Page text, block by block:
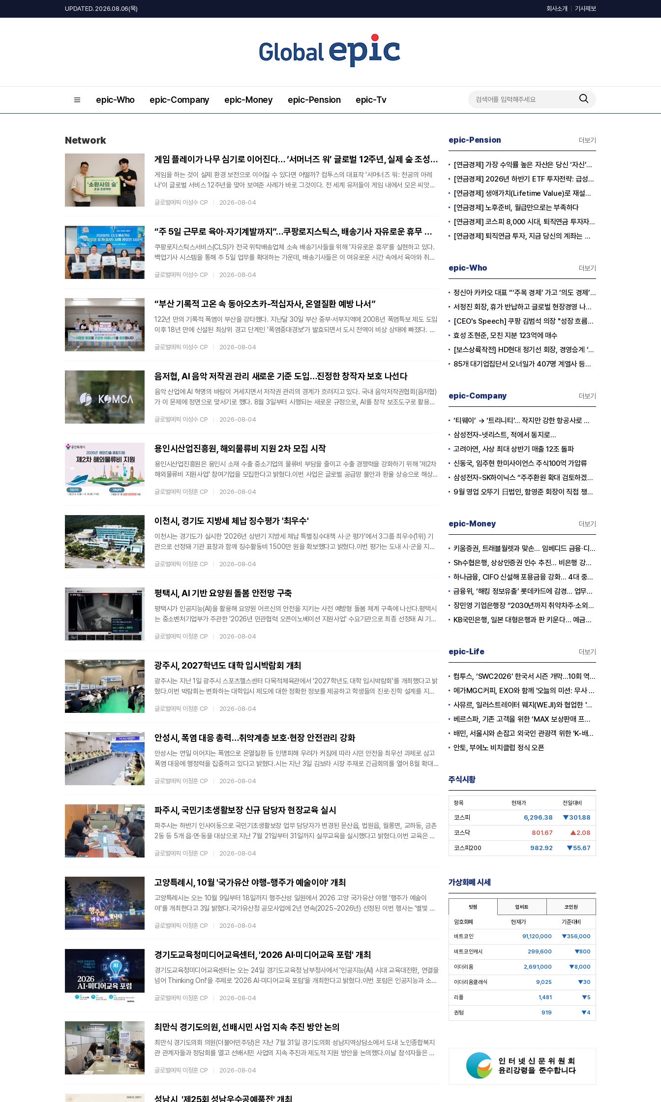
UPDATED. 2026.08.06(목) 회사소개 기사제보
epic-Who epic-Company epic-Money epic-Pension epic-Tv
Network
게임 플레이가 나무 심기로 이어진다… ‘서머너즈 워’ 글로벌 12주년, 실제 숲 조성 성공
게임을 하는 것이 실제 환경 보전으로 이어질 수 있다면 어떨까? 컴투스의 대표작 '서머너즈 워: 천공의 아레
나'이 글로벌 서비스 12주년을 맞아 보여준 사례가 바로 그것이다. 전 세계 유저들이 게임 내에서 모은 씨앗이
2주년 기념으로 전 세계 플레이어가 게임 내 미션에 참여해 '천공의 씨앗'을 모으는 참여형 이벤트를 진행했다.
적 씨앗 3천만 개를 성공적으로 달성했다. 게임 플레이라는 단순한 즐거움이 글로벌 커뮤니티
글로벌에픽 이성수 CP 2026-08-04
“주 5일 근무로 육아·자기계발까지”…쿠팡로지스틱스, 배송기사 자유로운 휴무 공모전 개최
쿠팡로지스틱스서비스(CLS)가 전국 위탁배송업체 소속 배송기사들을 위해 '자유로운 휴무’를 실현하고 있다.
백업기사 시스템을 통해 주 5일 업무를 확대하는 가운데, 배송기사들은 이 여유로운 시간 속에서 육아와 취미
가 현장에서 실제로 일어나고 있음을 보여주는 구체적인 사례들을 드러냈다.백업기사 시스템, 실질적인 휴무
우수 배송기사 4명과 영업점 2곳의 대표들이 각각 200만원 상당의 상품권을 수여받았다. 이들이 공통
글로벌에픽 이성수 CP 2026-08-04
“부산 기록적 고온 속 동아오츠카-적십자사, 온열질환 예방 나서”
122년 만의 기록적 폭염이 부산을 강타했다. 지난달 30일 부산 중부·서부지역에 2008년 폭염특보 제도 도입
이후 18년 만에 신설된 최상위 경고 단계인 '폭염중대경보’가 발효되면서 도시 전역이 비상 상태에 빠졌다. 동
년 만에 경신된 부산의 폭염 수치부산의 폭염은 근대 기상관측 역사를 새로 쓰고 있다. 지난달 30일 부산이 기
의 문제가 아니라, 지역민, 특히 신체 저항력이 약한 노인과 아동, 그리고 야외에서 근무하는 노
글로벌에픽 이성수 CP 2026-08-04
음저협, AI 음악 저작권 관리 새로운 기준 도입…진정한 창작자 보호 나선다
음악 산업에 AI 혁명의 바람이 거세지면서 저작권 관리의 경계가 흐려지고 있다. 국내 음악저작권협회(음저협)
가 이 문제에 정면으로 맞서기로 했다. 8월 3일부터 시행되는 새로운 규정으로, AI를 창작 보조도구로 활용했
프롬프트 입력 하나로 생성된 결과물은 애초에 저작물의 대상에서 제외된다. 이는 국내 음악 저작권 관리 역사
용 저작물의 등록을 유보해 온 이유는 분명했다. AI 기술이 급속도로 진화하는 와중에도 법
글로벌에픽 이성수 CP 2026-08-04
용인시산업진흥원, 해외물류비 지원 2차 모집 시작
용인시산업진흥원은 용인시 소재 수출 중소기업의 물류비 부담을 줄이고 수출 경쟁력을 강화하기 위해 '제2차
해외물류비 지원사업' 참여기업을 모집한다고 밝혔다.이번 사업은 글로벌 공급망 불안과 환율 상승으로 해상·
부담을 덜고 수출 활동을 이어갈 수 있었다.지원 대상은 용인시에 본사 또는 공장을 둔 수출제품 보유 중소기업
해외물류비의 90%를 기업당 최대 300만 원까지 지원한다.모집 규모는 13개사 내외이며 선착순
글로벌에픽 이정훈 CP 2026-08-04
이천시, 경기도 지방세 체납 징수평가 '최우수'
이천시는 경기도가 실시한 '2026년 상반기 지방세 체납 특별징수대책 시·군 평가'에서 3그룹 최우수(1위) 기
관으로 선정돼 기관 표창과 함께 징수활동비 1500만 원을 확보했다고 밝혔다.이번 평가는 도내 시·군을 지방
추진 성과 등을 종합 평가해 우수 지자체를 선정했다.이천시는 체납 유형별 맞춤형 징수 전략과 현장 중심의 실
와 하반기 우수, 연간 평가 우수에 이어 2026년 상반기에도 최우수 기관에 선정되며 지방세 체납
글로벌에픽 이정훈 CP 2026-08-04
평택시, AI 기반 요양원 돌봄 안전망 구축
평택시가 인공지능(AI)을 활용해 요양원 어르신의 안전을 지키는 사전 예방형 돌봄 체계 구축에 나선다.평택시
는 중소벤처기업부가 주관한 '2026년 민관협력 오픈이노베이션 지원사업' 수요기관으로 최종 선정돼 AI 기반
미스 기반 요양원 어르신 행동 예측 및 이상징후 조기 탐지 시스템'을 평택시립노인전문요양원에 시범 도입하
인력 부족으로 돌봄 공백이 커지고 있는 점을 고려해 기존 사고 대응 중심에서 AI를 활용한 사
글로벌에픽 이정훈 CP 2026-08-04
광주시, 2027학년도 대학 입시박람회 개최
광주시는 지난 1일 광주시 스포츠헬스센터 다목적체육관에서 '2027학년도 대학 입시박람회'를 개최했다고 밝
혔다.이번 박람회는 변화하는 대학입시 제도에 대한 정확한 정보를 제공하고 학생들의 진로·진학 설계를 지원
참여해 대학별 전형과 최신 입시 동향을 소개하고 현장 중심의 맞춤형 진학 상담을 실시했다. 특히 반도체, 자
보를 제공했다.행사장에서는 대학별 입학 상담 부스와 1대1 맞춤형 대입 상담도 운영됐다. 참
글로벌에픽 이정훈 CP 2026-08-04
안성시, 폭염 대응 총력…취약계층 보호·현장 안전관리 강화
안성시는 연일 이어지는 폭염으로 온열질환 등 인명피해 우려가 커짐에 따라 시민 안전을 최우선 과제로 삼고
폭염 대응에 행정력을 집중하고 있다고 밝혔다.시는 지난 3일 김보라 시장 주재로 긴급회의를 열어 8월 확대
보호를 비롯해 야외 작업장 안전관리, 무더위쉼터 운영, 폭염 취약지역 예찰 등 폭염 피해 최소화를 위한 현장
작업시간 조정과 폭염안전 5대 기본수칙 준수 여부를 집중 점검할 계획이다. 또한 무더위쉼
글로벌에픽 이정훈 CP 2026-08-04
파주시, 국민기초생활보장 신규 담당자 현장교육 실시
파주시는 하반기 인사이동으로 국민기초생활보장 업무 담당자가 변경된 문산읍, 법원읍, 월롱면, 교하동, 금촌
2동 등 5개 읍·면·동을 대상으로 지난 7월 21일부터 31일까지 실무교육을 실시했다고 밝혔다.이번 교육은 신
강화하기 위해 마련됐다.교육은 복지조사를 총괄하는 복지지원과 복지조사팀장이 해당 읍·면·동 행정복지센터
처리 절차 ▲신청 접수 시 유의사항 ▲국민기초생활보장 통합신청 처리 ▲민원 편의를 위한
글로벌에픽 이정훈 CP 2026-08-04
고양특례시, 10월 '국가유산 야행-행주가 예술이야' 개최
고양특례시는 오는 10월 9일부터 18일까지 행주산성 일원에서 2026 고양 국가유산 야행 '행주가 예술이
야'를 개최한다고 3일 밝혔다.국가유산청 공모사업에 2년 연속(2025~2026년) 선정된 이번 행사는 '별빛 아
상화한 야간 경관과 다양한 역사·문화 콘텐츠를 선보일 예정이다.올해는 지난해 5야(夜)에서 7야(夜) 체제로
행주산성 8개 명소를 조명으로 연출한 '행주 8색 8야' 포토존과 중부대학교 RISE사업단, 고양산업진흥
글로벌에픽 이정훈 CP 2026-08-04
경기도교육청미디어교육센터, '2026 AI·미디어교육 포럼' 개최
경기도교육청미디어교육센터는 오는 24일 경기도교육청 남부청사에서 '인공지능(AI) 시대 교육대전환, 연결을
넘어 Thinking On!'을 주제로 '2026 AI·미디어교육 포럼'을 개최한다고 밝혔다.이번 포럼은 인공지능과 소셜
지원하기 위한 교육·정책 방향을 모색하기 위해 마련됐다.포럼에는 안민석 경기도교육감을 비롯해 교직원, 교
이 '왜 지금 Phones Off, Thinking On!인가?'를 주제로 진행한다.이어지는 발표에서는 ▲학생의
글로벌에픽 이정훈 CP 2026-08-04
최만식 경기도의원, 선배시민 사업 지속 추진 방안 논의
최만식 경기도의회 의원(더불어민주당)은 지난 7월 31일 경기도의회 성남지역상담소에서 도내 노인종합복지
관 관계자들과 정담회를 열고 선배시민 사업의 지속 추진과 제도적 지원 방안을 논의했다.이날 참석자들은 선
사업이 안정적으로 지속될 수 있도록 지속적인 관심과 지원이 필요하다고 건의했다.선배시민 사업은 어르신이
있도록 지원하는 사업이다. 현재 경기도 내 20여 개 노인종합복지관에서 운영되고 있으며, 성남
글로벌에픽 이정훈 CP 2026-08-04
성남시, '제25회 성남우수공예품전' 개최
epic-Pension 더보기
[연금경제] 가장 수익률 높은 자산은 당신 ‘자신’이다
[연금경제] 2026년 하반기 ETF 투자전략: 급성장의 상반기를 접고, 이제 '실적'이 가르는 하반기를 맞다
[연금경제] 생애가치(Lifetime Value)로 재설계하는 은퇴 후 안정적 생활보장과 평생소득 전략
[연금경제] 노후준비, 월급만으로는 부족하다
[연금경제] 코스피 8,000 시대, 퇴직연금 투자자는 왜 지금 FOMO를 경계해야 하는가
[연금경제] 퇴직연금 투자, 지금 당신의 계좌는 어느 편인가?
epic-Who 더보기
정신아 카카오 대표 “‘주목 경제’ 가고 ‘의도 경제’ 왔다”
서정진 회장, 휴가 반납하고 글로벌 현장경영 나선다
[CEO's Speech] 쿠팡 김범석 의장 "성장 흐름은 변하지 않았다"
효성 조현준, 모친 지분 123억에 매수
[보스상륙작전] HD현대 정기선 회장, 경영승계 ‘큰 걸음’
85개 대기업집단서 오너일가 407명 계열사 등기임원 등재
epic-Company 더보기
‘티웨이’ → ‘트리니티’… 작지만 강한 항공사로 승부
삼성전자-넷리스트, 적에서 동지로…
고려아연, 사상 최대 상반기 매출 12조 돌파
신동국, 임주현 한미사이언스 주식100억 가압류
삼성전자-SK하이닉스 “주주환원 확대 검토하겠다”
9월 영업 오뚜기 日법인, 함영준 회장이 직접 챙긴다
epic-Money 더보기
키움증권, 트래블월렛과 맞손… 임베디드 금융·디지털 자산 신사업 추진
Sh수협은행, 상상인증권 인수 추진… 비은행 강화 ‘금융그룹’ 도약 발판
하나금융, CIFO 신설해 포용금융 강화… 4대 중심축 중심 상반기 목표 60% 달성
금융위, ‘해킹 정보유출’ 롯데카드에 감경... 업무정지 1.5개월
장민영 기업은행장 “2030년까지 취약차주·소외계층에 30조원 지원”
KB국민은행, 일본 대형은행과 판 키운다… 예금토큰으로 국가 간 결제 성공
epic-Life 더보기
컴투스, ‘SWC2026’ 한국서 시즌 개막…10회 역사를 이어갈 챔피언은 누가 될까
메가MGC커피, EXO와 함께 '오늘의 미션: 무사 퇴근' 포토카드 이벤트 진행
사뮤르, 일러스트레이터 웨지(WEJI)와 협업한 '이너뷰티 홍삼스틱' 공개
베르스파, 기존 고객을 위한 ‘MAX 보상판매 프로모션’ 진행
배민, 서울시와 손잡고 외국인 관광객 위한 'K-배달' 문화 개척
안토, 부에노 비치클럽 정식 오픈
주식시황
항목 현재가 전일대비
코스피 6,296.38 ▼301.88
코스닥 801.67 ▲2.08
코스피200 982.92 ▼55.67
가상화폐 시세
빗썸 업비트 코인원
암호화폐 현재가 기준대비
비트코인 91,120,000 ▼356,000
비트코인캐시 299,600 ▼800
이더리움 2,691,000 ▼8,000
이더리움클래식 9,025 ▼30
리플 1,481 ▼5
퀀텀 919 ▼4